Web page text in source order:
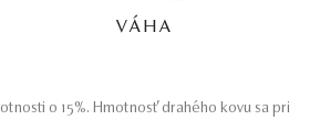
VÁHA
o 15%. Hmotnosť drahého kovu sa pri